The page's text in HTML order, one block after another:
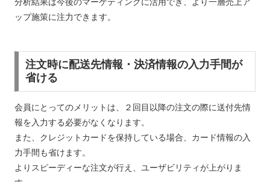
分析結果は今後のマーケティングに活用でき、より一層売上ア
ップ施策に注力できます。
注文時に配送先情報・決済情報の入力手間が
省ける
会員にとってのメリットは、２回目以降の注文の際に送付先情
報を入力する必要がなくなります。
また、クレジットカードを保持している場合、カード情報の入
力手間も省けます。
よりスピーディーな注文が行え、ユーザビリティが上がりま